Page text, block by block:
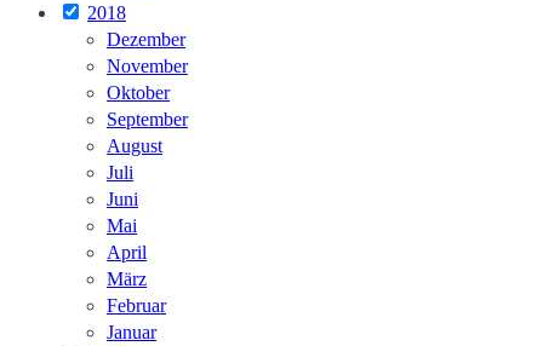
2018
Dezember
November
Oktober
September
August
Juli
Juni
Mai
April
März
Februar
Januar